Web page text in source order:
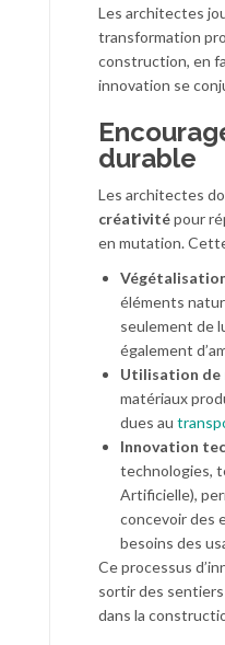
Les architectes
transformation
construction, en
innovation se
durable
Les architectes
créativitépour
en mutation.
éléments
seulement de
également
Utilisation de
matériaux
dues au
Innovation
technologies,
Artificielle),
concevoir des
besoins des
Ce processus
sortir des
dans la